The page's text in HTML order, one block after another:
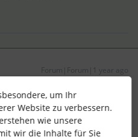
Forum|Forum|1 year ago
der Import nur das
um Ihr
Website zu verbessern.
wie unsere
wir die Inhalte für Sie